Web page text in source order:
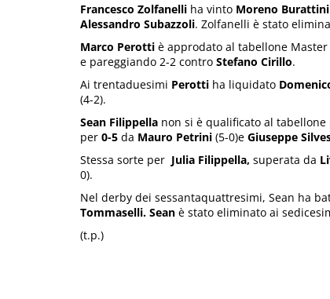
Francesco Zolfanelli ha vinto Moreno Burattini
Alessandro Subazzoli. Zolfanelli è stato
Marco Perotti è approdato al tabellone
e pareggiando 2-2 contro Stefano Cirillo.
Ai trentaduesimi Perotti ha liquidato
(4-2).
Sean Filippella non si è qualificato al
per 0-5 da Mauro Petrini (5-0)e Giuseppe
Stessa sorte per Julia Filippella, superata da
0).
Nel derby dei sessantaquattresimi, Sean ha
Tommaselli. Sean è stato eliminato ai
(t.p.)